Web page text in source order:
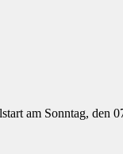
am Sonntag, den